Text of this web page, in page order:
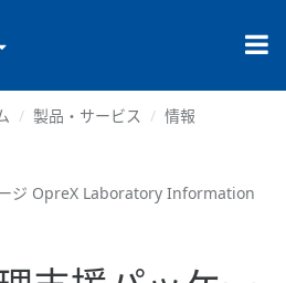
製品・サービス
情報
ジ OpreX Laboratory Information